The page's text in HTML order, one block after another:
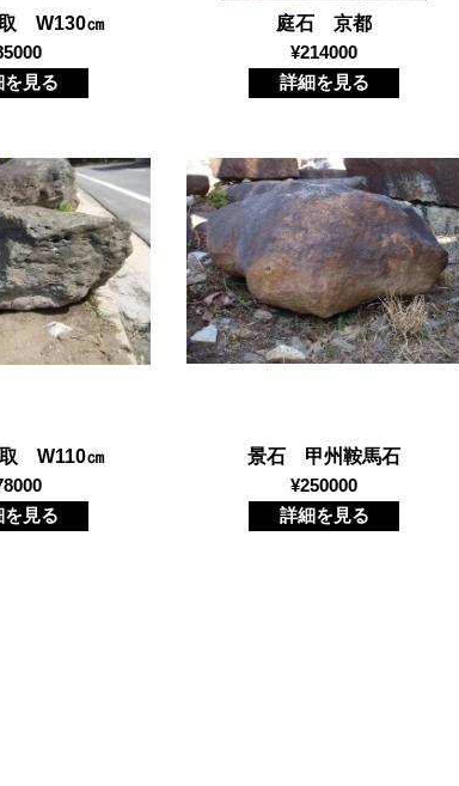
W130㎝
を見る
庭石 京都
¥214000
詳細を見る
W110㎝
を見る
景石 甲州鞍馬石
¥250000
詳細を見る